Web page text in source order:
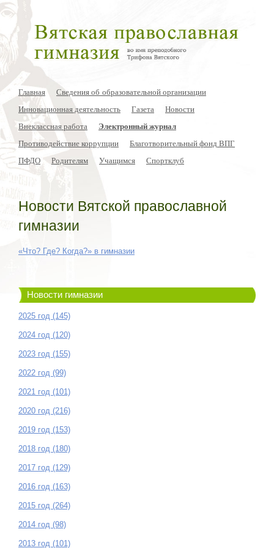
Главная
Сведения об образовательной организации
Инновационная деятельность
Газета
Новости
Внеклассная работа
Электронный журнал
Противодействие коррупции
Благотворительный фонд ВПГ
ПФДО
Родителям Учащимся Спортклуб
Новости Вятской православной
гимназии
«Что? Где? Когда?» в гимназии
Новости гимназии
2025 год (145)
2024 год (120)
2023 год (155)
2022 год (99)
2021 год (101)
2020 год (216)
2019 год (153)
2018 год (180)
2017 год (129)
2016 год (163)
2015 год (264)
2014 год (98)
2013 год (101)